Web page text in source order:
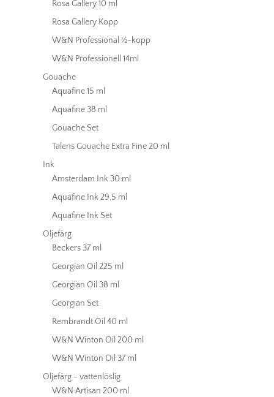
Rosa Gallery 10 ml
Rosa Gallery Kopp
W&N Professional ½-kopp
W&N Professionell 14ml
Gouache
Aquafine 15 ml
Aquafine 38 ml
Gouache Set
Talens Gouache Extra Fine 20 ml
Ink
Amsterdam Ink 30 ml
Aquafine Ink 29,5 ml
Aquafine Ink Set
Oljefärg
Beckers 37 ml
Georgian Oil 225 ml
Georgian Oil 38 ml
Georgian Set
Rembrandt Oil 40 ml
W&N Winton Oil 200 ml
W&N Winton Oil 37 ml
Oljefärg - vattenlöslig
W&N Artisan 200 ml